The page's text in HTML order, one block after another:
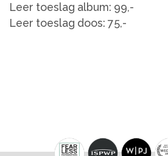
Leer toeslag album: 99,-
Leer toeslag doos: 75,-